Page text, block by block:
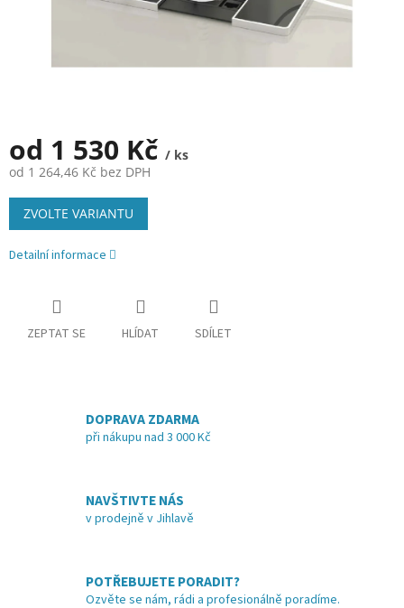
od 1 530 Kč / ks
od 1 264,46 Kč bez DPH
Měrná
cena:
ZVOLTE VARIANTU
Detailní informace
ZEPTAT SE HLÍDAT SDÍLET
DOPRAVA ZDARMA
při nákupu nad 3 000 Kč
NAVŠTIVTE NÁS
v prodejně v Jihlavě
POTŘEBUJETE PORADIT?
Ozvěte se nám, rádi a profesionálně poradíme.